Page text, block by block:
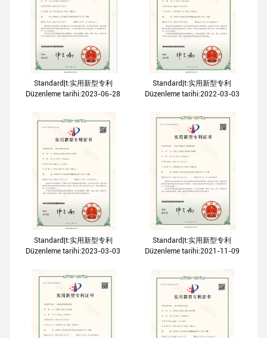
Standard|t:实用新型专利
Düzenleme tarihi:2023-06-28
Standard|t:实用新型专利
Düzenleme tarihi:2022-03-03
Standard|t:实用新型专利
Düzenleme tarihi:2023-03-03
Standard|t:实用新型专利
Düzenleme tarihi:2021-11-09